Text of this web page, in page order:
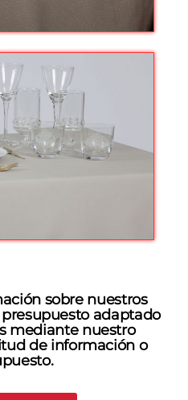
sobre nuestros
adaptado
mediante nuestro
de información o